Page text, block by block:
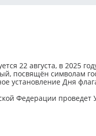
22 августа, в 2025
посвящён символам
установление Дня
Федерации проведет